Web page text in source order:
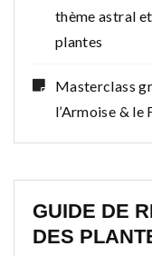
thème astral
plantes
Masterclass
l’Armoise & le
GUIDE DE
DES